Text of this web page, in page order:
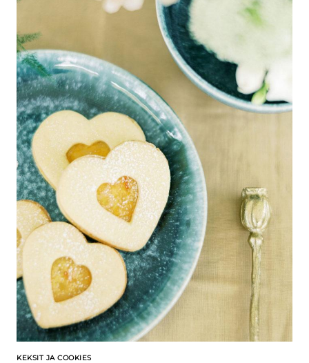
KEKSIT JA COOKIES